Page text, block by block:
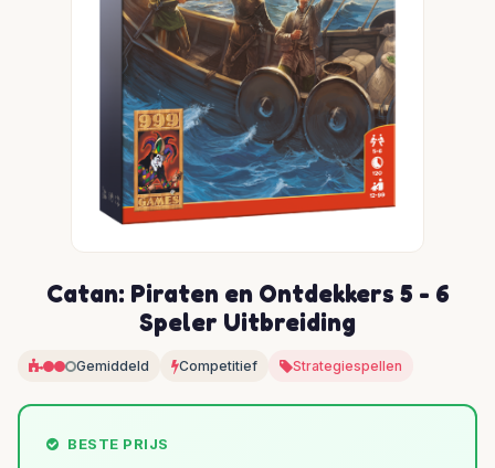
Catan: Piraten en Ontdekkers 5 - 6
Speler Uitbreiding
Gemiddeld Competitief Strategiespellen
BESTE PRIJS